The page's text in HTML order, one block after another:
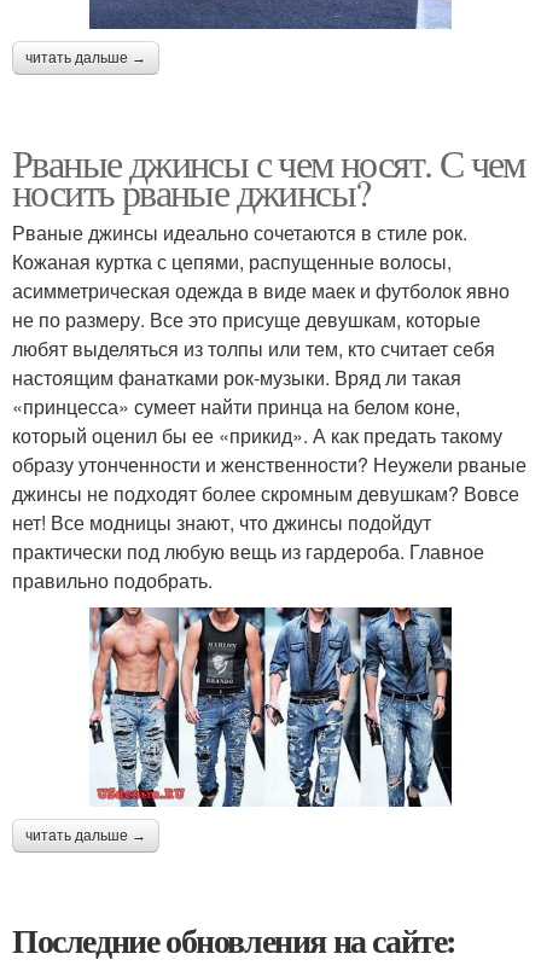
читать дальше →
Рваные джинсы с чем носят. С чем
носить рваные джинсы?
Рваные джинсы идеально сочетаются в стиле рок.
Кожаная куртка с цепями, распущенные волосы,
асимметрическая одежда в виде маек и футболок явно
не по размеру. Все это присуще девушкам, которые
любят выделяться из толпы или тем, кто считает себя
настоящим фанатками рок-музыки. Вряд ли такая
«принцесса» сумеет найти принца на белом коне,
который оценил бы ее «прикид». А как предать такому
образу утонченности и женственности? Неужели рваные
джинсы не подходят более скромным девушкам? Вовсе
нет! Все модницы знают, что джинсы подойдут
практически под любую вещь из гардероба. Главное
правильно подобрать.
читать дальше →
Последние обновления на сайте: